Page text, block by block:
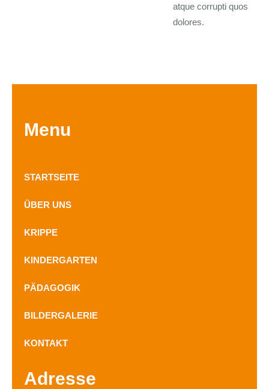
atque corrupti quos
dolores.
Menu
STARTSEITE
ÜBER UNS
KRIPPE
KINDERGARTEN
PÄDAGOGIK
BILDERGALERIE
KONTAKT
Adresse